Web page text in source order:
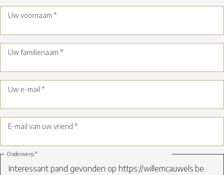
Uw voornaam *
Uw familienaam *
Uw e-mail *
E-mail van uw vriend *
Onderwerp *